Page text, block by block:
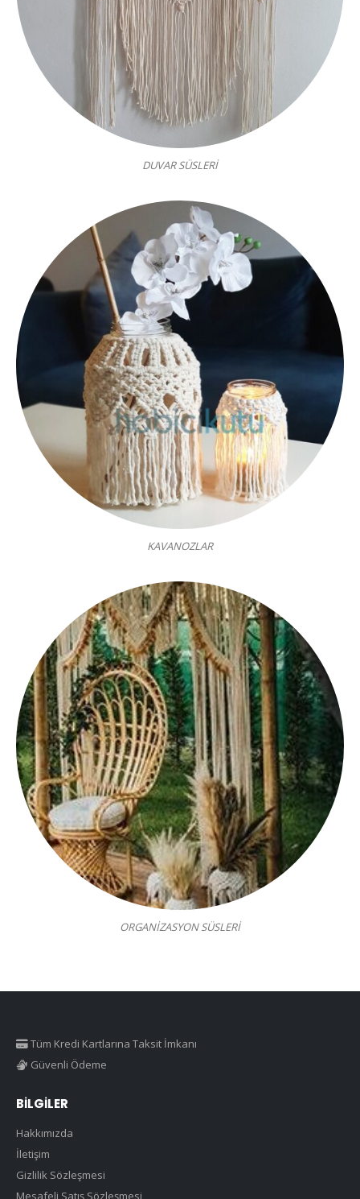
DUVAR SÜSLERİ
KAVANOZLAR
ORGANİZASYON SÜSLERİ
Tüm Kredi Kartlarına Taksit İmkanı
Güvenli Ödeme
BILGILER
Hakkımızda
İletişim
Gizlilik Sözleşmesi
Mesafeli Satış Sözleşmesi